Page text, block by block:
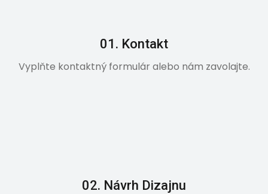
01. Kontakt
Vyplňte kontaktný formulár alebo nám zavolajte.
02. Návrh Dizajnu